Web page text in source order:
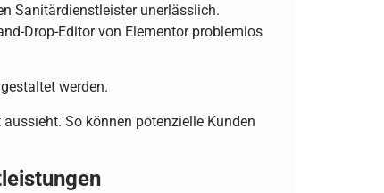
Sanitärdienstleister unerlässlich.
Drop-Editor von Elementor problemlos
werden.
So können potenzielle Kunden